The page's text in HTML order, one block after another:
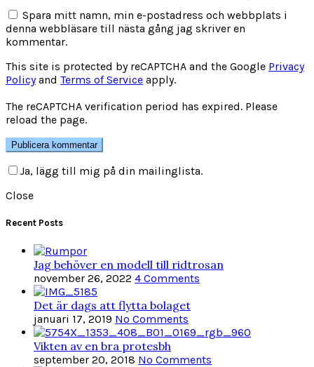
Spara mitt namn, min e-postadress och webbplats i
denna webbläsare till nästa gång jag skriver en
kommentar.
This site is protected by reCAPTCHA and the Google Privacy
Policyand Terms of Service apply.
The reCAPTCHA verification period has expired. Please
reload the page.
Ja, lägg till mig på din mailinglista.
Close
Recent Posts
Jag behöver en modell till ridtrosan
november 26, 2022 4 Comments
Det är dags att flytta bolaget
januari 17, 2019 No Comments
Vikten av en bra protesbh
september 20, 2018 No Comments